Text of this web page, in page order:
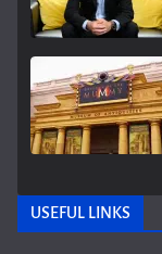
USEFUL LINKS